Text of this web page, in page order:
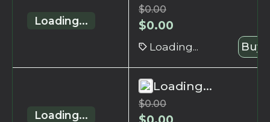
Loading...
$0.00
$0.00
Loading... Buy
Loading...
Loading...
$0.00